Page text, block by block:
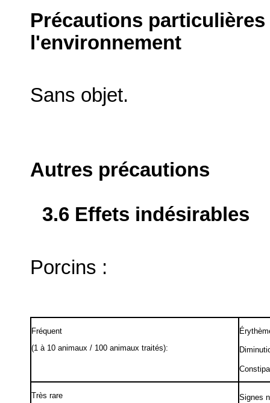
Précautions
l'environnement
Sans objet.
Autres précautions
3.6 Effets indésirables
Porcins :
Fréquent
(1 à 10 animaux / 100 animaux traités):
Très rare
Signes